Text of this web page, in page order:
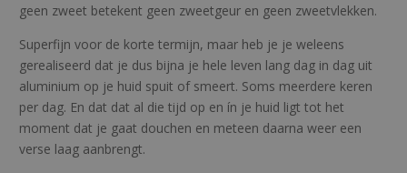
geen zweet betekent geen zweetgeur en geen zweetvlekken.
Superfijn voor de korte termijn, maar heb je je weleens
gerealiseerd dat je dus bijna je hele leven lang dag in dag uit
aluminium op je huid spuit of smeert. Soms meerdere keren
per dag. En dat dat al die tijd op en ín je huid ligt tot het
moment dat je gaat douchen en meteen daarna weer een
verse laag aanbrengt.